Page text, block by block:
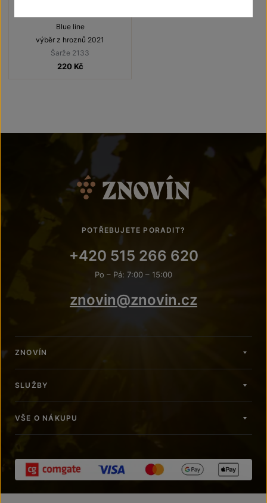
Blue line
výběr z hroznů 2021
Šarže 2133
220 Kč
POTŘEBUJETE PORADIT?
+420 515 266 620
Po – Pá: 7:00 – 15:00
znovin@znovin.cz
ZNOVÍN
SLUŽBY
VŠE O NÁKUPU